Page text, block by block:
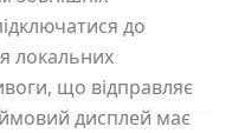
до
локальних
що відправляє
дисплей має